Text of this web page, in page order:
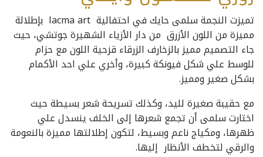
تميزت النجمة سلمى حايك في احتفالية lacma art بإطلالة
مميزة من اللون الأزرق من دار الأزياء الشهيرة جوتشي، حيث
جاء التصميم مميز بالزخارف الزرقاء قزحية اللون مع حزام
للوسط علي شكل فيونكة كبيرة، وأخري علي احد الأكمام
بشكل صغير ومميز.
مع حقيبة صغيرة لليد، وكذلك تسريحة شعر بسيطة حيث
اختارت سلمى أن تجمع شعرها إلى الخلف ينسدل علي
ظهرها، ومكياج ناعم وبسيط، لتكون إطلالتها مميزة بالنعومة
والرقي لتخطف الأنظار إليها.